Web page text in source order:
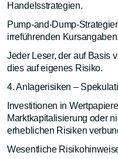
Handelsstrategien.
Pump-and-Dump-
irreführenden Kursangaben.
Jeder Leser, der auf Basis
dies auf eigenes Risiko.
4. Anlagerisiken –
Investitionen in
Marktkapitalisierung oder
erheblichen Risiken
Wesentliche